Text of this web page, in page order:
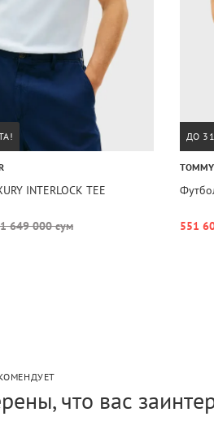
INTERLOCK TEE
1 649 000 сум
ДО
551
что вас